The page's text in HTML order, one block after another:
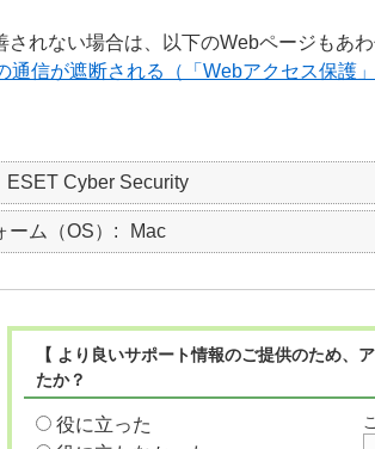
されない場合は、以下のWebページもあ
通信が遮断される（「Webアクセス保護
ESET Cyber Security
ム（OS） Mac
【 より良いサポート情報のご提供のため
たか？
役に立った